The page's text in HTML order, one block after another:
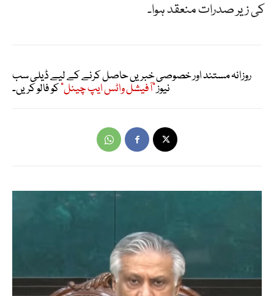
کی زیر صدرات منعقد ہوا۔
روزانہ مستند اور خصوصی خبریں حاصل کرنے کے لیے ڈیلی سب
نیوز"آفیشل واٹس ایپ چینل"کو فالو کریں۔